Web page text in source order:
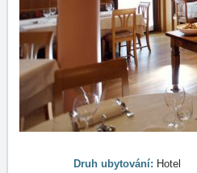
Druh ubytování: Hotel